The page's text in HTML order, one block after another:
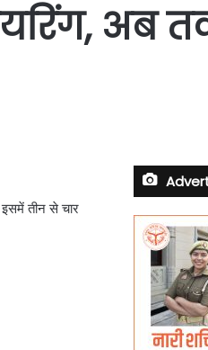
अब
तीन से चार